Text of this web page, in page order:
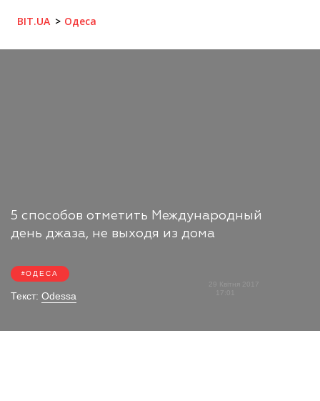
BIT.UA Одеса
5 способов отметить Международный
день джаза, не выходя из дома
ОДЕСА
Текст: Odessa
29 Квітня 2017
17:01